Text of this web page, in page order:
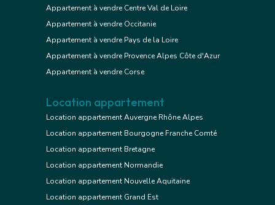
Appartement à vendre Centre Val de Loire
Appartement à vendre Occitanie
Appartement à vendre Pays de la Loire
Appartement à vendre Provence Alpes Côte d'Azur
Appartement à vendre Corse
Location appartement
Location appartement Auvergne Rhône Alpes
Location appartement Bourgogne Franche Comté
Location appartement Bretagne
Location appartement Normandie
Location appartement Nouvelle Aquitaine
Location appartement Grand Est